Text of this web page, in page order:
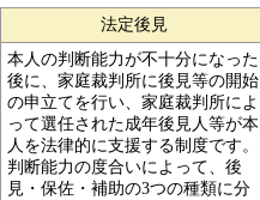
法定後見
本人の判断能力が不十分になった
後に、家庭裁判所に後見等の開始
の申立てを行い、家庭裁判所によ
って選任された成年後見人等が本
人を法律的に支援する制度です。
判断能力の度合いによって、後
見・保佐・補助の3つの種類に分